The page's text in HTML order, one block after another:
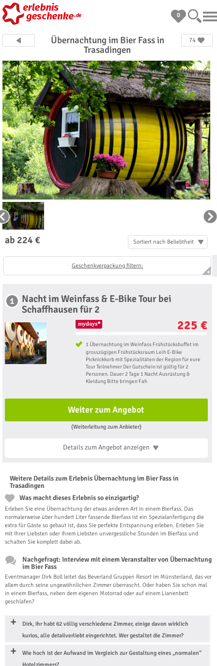
0
Übernachtung im Bier Fass in
Trasadingen
74
ab 224 € Sortiert nach Beliebtheit
Geschenkverpackung filtern:
1
Nacht im Weinfass & E-Bike Tour bei
Schaffhausen für 2
225 €
1 Übernachtung im Weinfass Frühstücksbuffet im
grosszügigen Frühstücksraum Leih E-Bike
Picknickkorb mit Spezialitäten der Region für eure
Tour Teilnehmer Der Gutschein ist gültig für 2
Personen. Dauer 2 Tage 1 Nacht Ausrüstung &
Kleidung Bitte bringen Fah
Weiter zum Angebot
(Weiterleitung zum Anbieter)
Details zum Angebotanzeigen
Weitere Details zum Erlebnis Übernachtung im Bier Fass in
Trasadingen
Was macht dieses Erlebnis so einzigartig?
Erleben Sie eine Übernachtung der etwas anderen Art in einem Bierfass. Das
normalerweise über hundert Liter fassende Bierfass ist ein Spezialanfertigung die
extra für Gäste so gebaut ist, dass Sie perfekte Entspannung erleben. Erleben Sie
mit Ihrer Liebsten oder Ihrem Liebsten unvergessliche Stunden im Bierfass und
schalten Sie komplett dabei ab.
Nachgefragt: Interview mit einem Veranstalter von Übernachtung
im Bier Fass
Eventmanager Dirk Boll leitet das Beverland Gruppen Resort im Münsterland, das vor
allem durch seine ungewöhnlichen Zimmer überrascht. Oder haben Sie schon mal
in einem Bierfass, neben dem eigenen Motorrad oder auf einem Lianenbett
geschlafen?
Dirk, ihr habt 62 völlig verschiedene Zimmer, einige davon wirklich
kurios, alle detailverliebt eingerichtet. Wer gestaltet die Zimmer?
Wie hoch ist der Aufwand im Vergleich zur Gestaltung eines „normalen“